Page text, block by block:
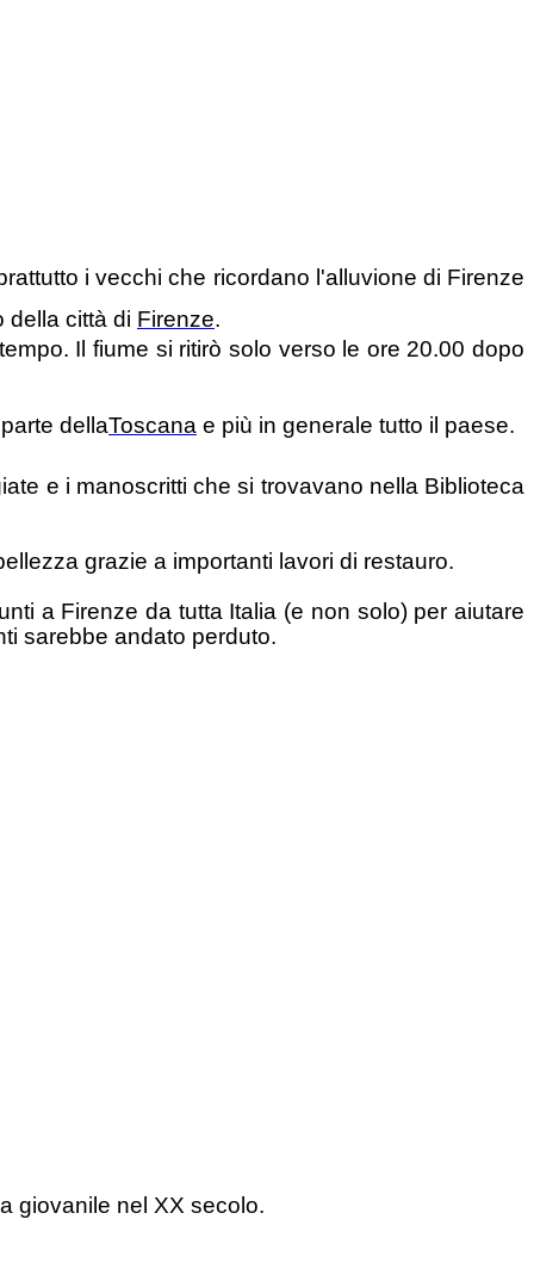
i vecchi che ricordano l'alluvione di Firenze
della città di Firenze.
Il fiume si ritirò solo verso le ore 20.00 dopo
dellaToscana e più in generale tutto il paese.
e i manoscritti che si trovavano nella Biblioteca
grazie a importanti lavori di restauro.
a Firenze da tutta Italia (e non solo) per aiutare
sarebbe andato perduto.
giovanile nel XX secolo.